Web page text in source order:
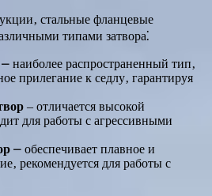
стальные фланцевые
типами затвора⁚
⎼ наиболее распространенный тип‚
прилегание к седлу‚ гарантируя
‒ отличается высокой
для работы с агрессивными
⎼ обеспечивает плавное и
рекомендуется для работы с